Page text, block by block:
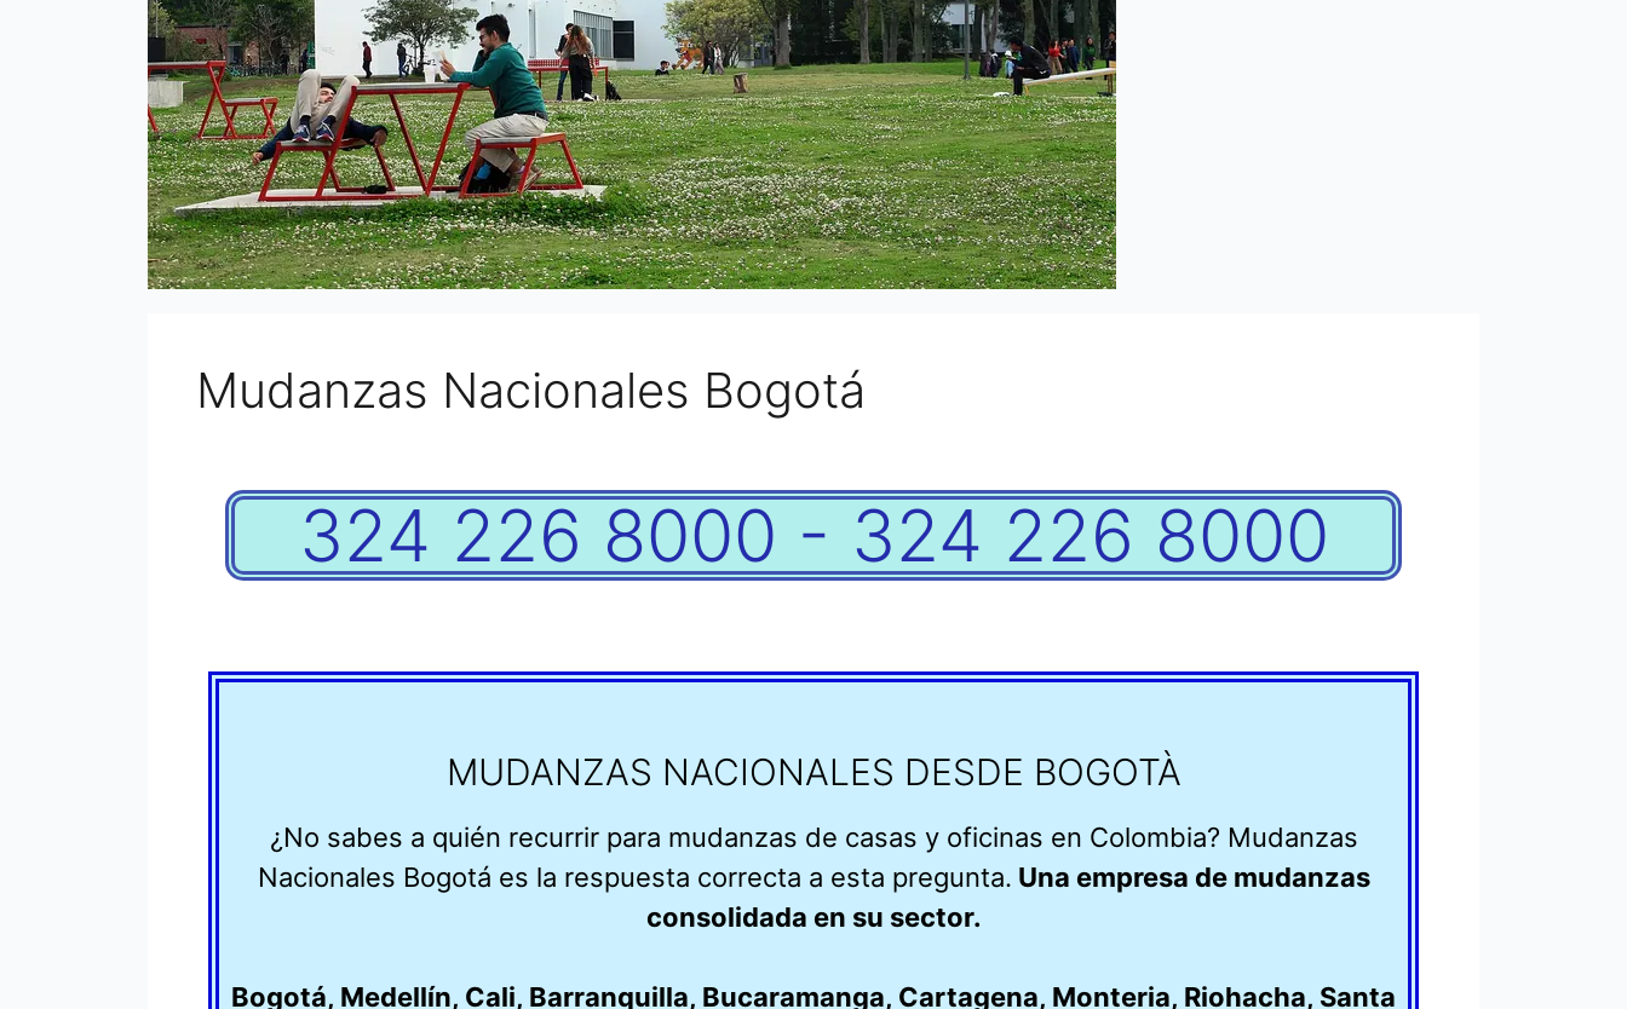
Mudanzas Nacionales Bogotá
324 226 8000 - 324 226 8000
MUDANZAS NACIONALES DESDE BOGOTÀ
¿No sabes a quién recurrir para mudanzas de casas y oficinas en Colombia? Mudanzas
Nacionales Bogotá es la respuesta correcta a esta pregunta. Una empresa de mudanzas
consolidada en su sector.
Bogotá, Medellín, Cali, Barranquilla, Bucaramanga, Cartagena, Monteria, Riohacha, Santa